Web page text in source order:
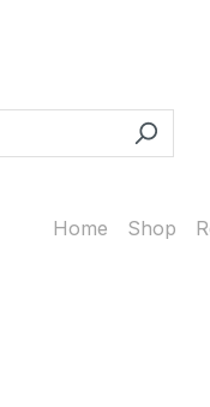
Home Shop